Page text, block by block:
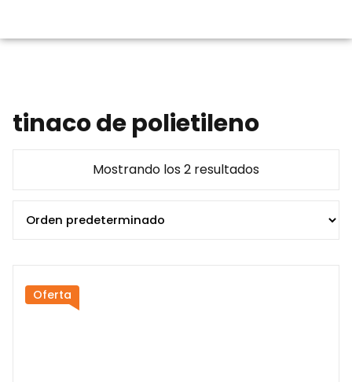
tinaco de polietileno
Mostrando los 2 resultados
Oferta